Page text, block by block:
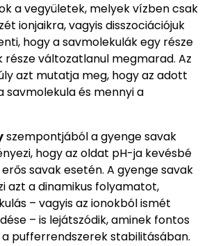
a vegyületek, melyek vízben csak
ionjaikra, vagyis disszociációjuk
hogy a savmolekulák egy része
része változatlanul megmarad. Az
azt mutatja meg, hogy az adott
savmolekula és mennyi a
szempontjából a gyenge savak
hogy az oldat pH-ja kevésbé
savak esetén. A gyenge savak
azt a dinamikus folyamatot,
– vagyis az ionokból ismét
– is lejátszódik, aminek fontos
pufferrendszerek stabilitásában.